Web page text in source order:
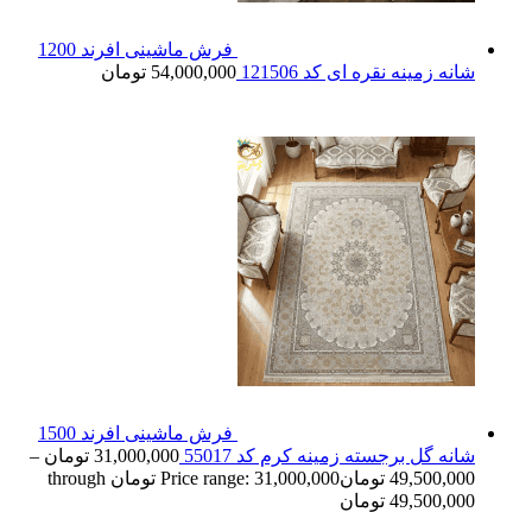
فرش ماشینی افرند 1200
شانه زمینه نقره ای کد 121506
54,000,000 تومان
فرش ماشینی افرند 1500
شانه گل برجسته زمینه کرم کد 55017
31,000,000 تومان –
49,500,000 تومان
Price range: 31,000,000 تومان through
49,500,000 تومان